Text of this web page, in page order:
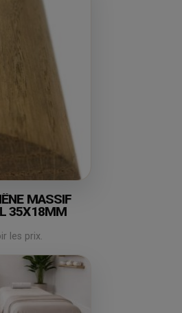
MASSIF
35X18MM
les prix.